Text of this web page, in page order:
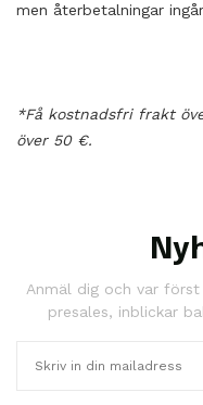
men återbetalningar
*Få kostnadsfri frakt
över 50 €.
Anmäl dig och var först
presales, inblickar